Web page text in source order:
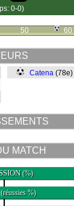
0-0)
50 60
Catena (78e)
MATCH
(%)
(réussies %)